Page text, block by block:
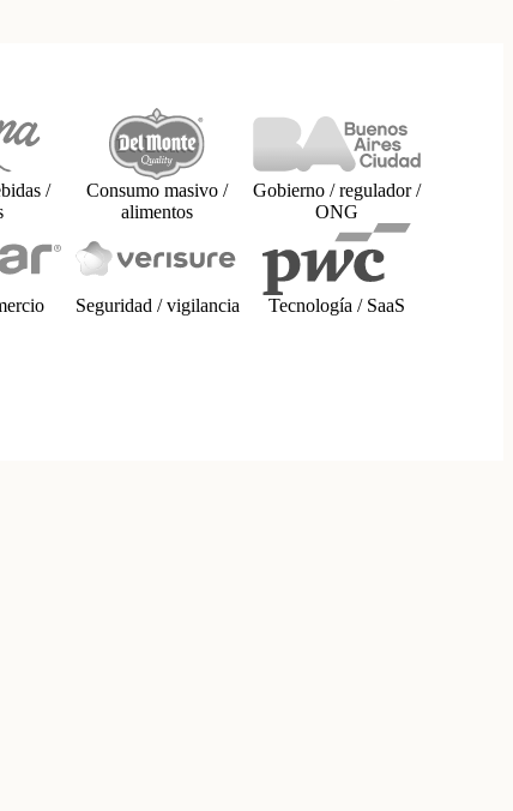
/
Consumo masivo /
alimentos
Gobierno / regulador /
ONG
Seguridad / vigilancia Tecnología / SaaS